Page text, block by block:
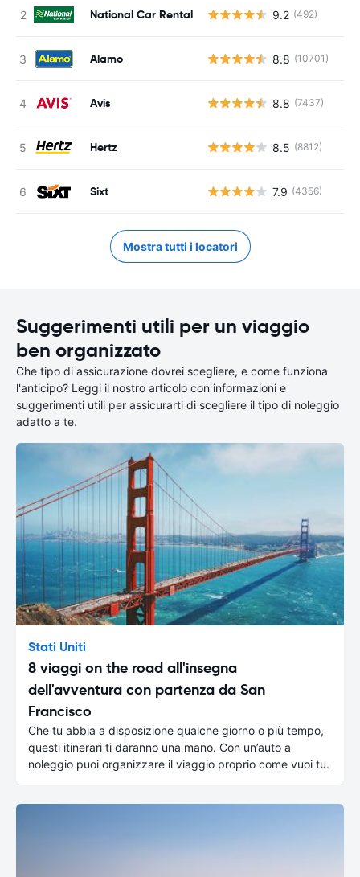
National Car Rental 9.2 (492)
Alamo 8.8 (10701)
Avis 8.8 (7437)
Hertz 8.5 (8812)
Sixt 7.9 (4356)
Mostra tutti i locatori
Suggerimenti utili per un viaggio
ben organizzato
Che tipo di assicurazione dovrei scegliere, e come funziona
l'anticipo? Leggi il nostro articolo con informazioni e
suggerimenti utili per assicurarti di scegliere il tipo di noleggio
adatto a te.
Stati Uniti
8 viaggi on the road all'insegna
dell'avventura con partenza da San
Francisco
Che tu abbia a disposizione qualche giorno o più tempo,
questi itinerari ti daranno una mano. Con un’auto a
noleggio puoi organizzare il viaggio proprio come vuoi tu.